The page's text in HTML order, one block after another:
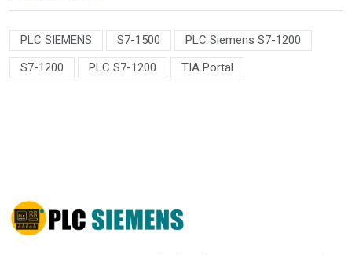
PLC SIEMENS S7-1500
PLC Siemens S7-1200
S7-1200
PLC S7-1200 TIA Portal